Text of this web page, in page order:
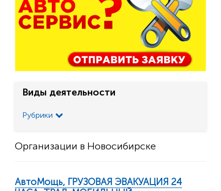
Виды деятельности
Рубрики
Организации в Новосибирске
АвтоМощь, ГРУЗОВАЯ ЭВАКУАЦИЯ 24